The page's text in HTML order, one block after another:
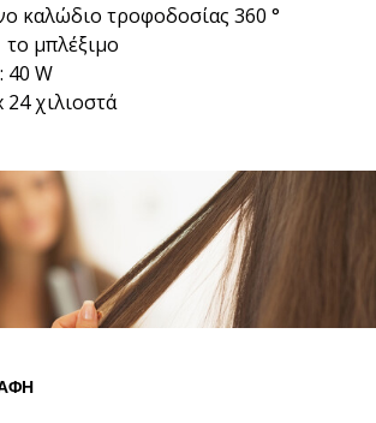
καλώδιο τροφοδοσίας 360 °
μπλέξιμο
40 W
24 χιλιοστά